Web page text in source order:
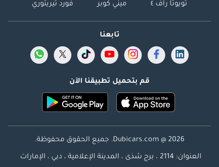
تويوتا راف ٤ ميني كوبر فورد تيريتوري
تابعنا
قم بتحميل تطبيقنا الآن
Dubicars.com @ 2026. جميع الحقوق محفوظة.
العنوان: 2114 ، برج شذى ، المدينة الإعلامية ، دبي ، الإمارات